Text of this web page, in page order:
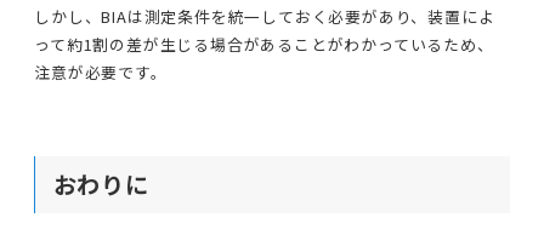
しかし、BIAは測定条件を統一しておく必要があり、装置によ
って約1割の差が生じる場合があることがわかっているため、
注意が必要です。
おわりに